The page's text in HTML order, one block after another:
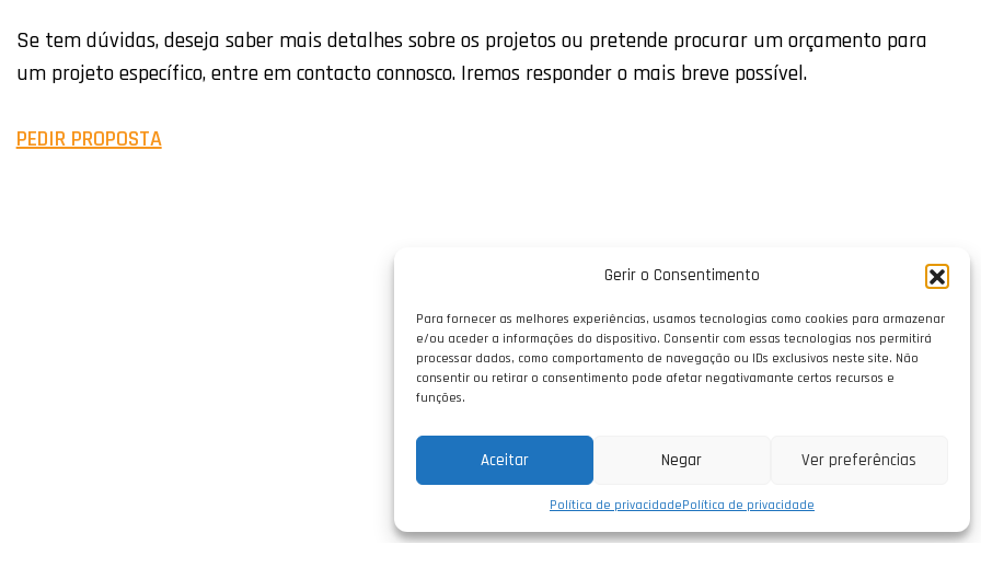
Gerir o Consentimento
Para fornecer as melhores experiências, usamos tecnologias como cookies para armazenar
e/ou aceder a informações do dispositivo. Consentir com essas tecnologias nos permitirá
processar dados, como comportamento de navegação ou IDs exclusivos neste site. Não
consentir ou retirar o consentimento pode afetar negativamante certos recursos e
funções.
Aceitar Negar Ver preferências
Política de privacidadePolítica de privacidade
Se tem dúvidas, deseja saber mais detalhes sobre os projetos ou pretende procurar um orçamento para
um projeto específico, entre em contacto connosco. Iremos responder o mais breve possível.
PEDIR PROPOSTA